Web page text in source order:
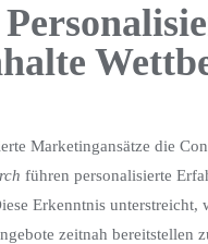
Marketingansätze die
führen personalisierte
Erkenntnis unterstreicht,
zeitnah bereitstellen